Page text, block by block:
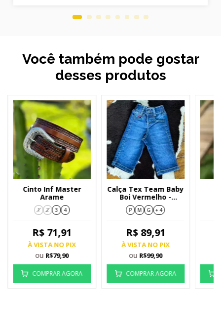
Você também pode gostar
desses produtos
Cinto Inf Master
Arame
1 2 3 4
R$ 71,91
À VISTA NO PIX
ou R$79,90
COMPRAR AGORA
Calça Tex Team Baby
Boi Vermelho -
Amaciada
P M G + 4
R$ 89,91
À VISTA NO PIX
ou R$99,90
COMPRAR AGORA